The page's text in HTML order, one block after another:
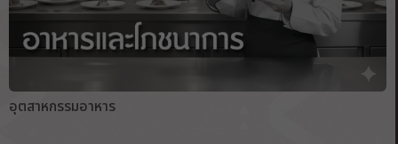
อุตสาหกรรมอาหาร